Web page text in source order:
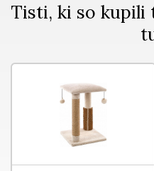
Tisti, ki so kupili